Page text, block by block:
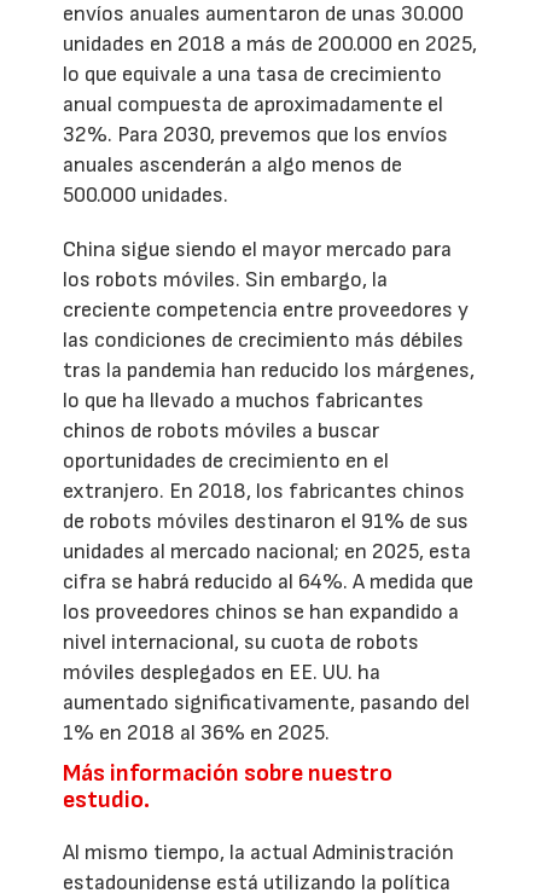
envíos anuales aumentaron de unas 30.000
unidades en 2018 a más de 200.000 en 2025,
lo que equivale a una tasa de crecimiento
anual compuesta de aproximadamente el
32%. Para 2030, prevemos que los envíos
anuales ascenderán a algo menos de
500.000 unidades.
China sigue siendo el mayor mercado para
los robots móviles. Sin embargo, la
creciente competencia entre proveedores y
las condiciones de crecimiento más débiles
tras la pandemia han reducido los márgenes,
lo que ha llevado a muchos fabricantes
chinos de robots móviles a buscar
oportunidades de crecimiento en el
extranjero. En 2018, los fabricantes chinos
de robots móviles destinaron el 91% de sus
unidades al mercado nacional; en 2025, esta
cifra se habrá reducido al 64%. A medida que
los proveedores chinos se han expandido a
nivel internacional, su cuota de robots
móviles desplegados en EE. UU. ha
aumentado significativamente, pasando del
1% en 2018 al 36% en 2025.
Más información sobre nuestro
estudio.
Al mismo tiempo, la actual Administración
estadounidense está utilizando la política